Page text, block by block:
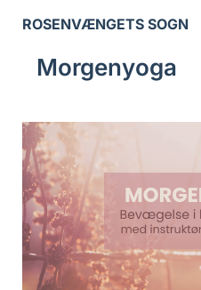
ROSENVÆNGETS SOGN
Morgenyoga